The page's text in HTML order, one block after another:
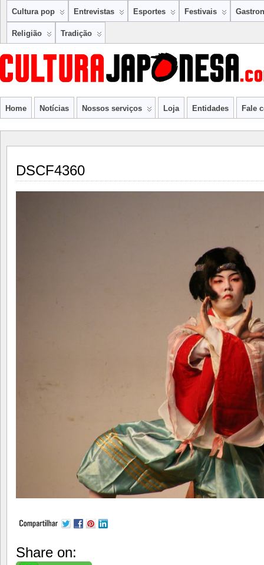
Cultura pop Entrevistas Esportes Festivais
Religião Tradição
Home Notícias Nossos serviços Loja Entidades Fale
DSCF4360
Share on: